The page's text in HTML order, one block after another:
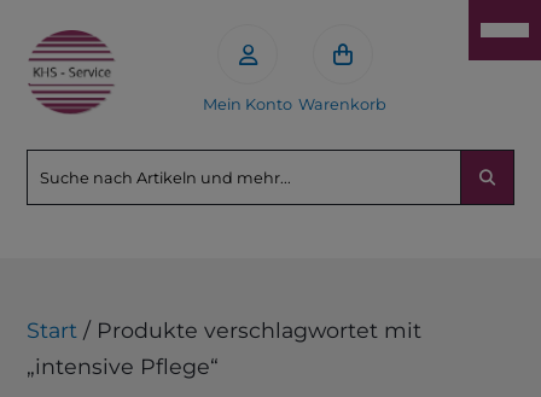
Mein Konto Warenkorb
Start / Produkte verschlagwortet mit
„intensive Pflege“